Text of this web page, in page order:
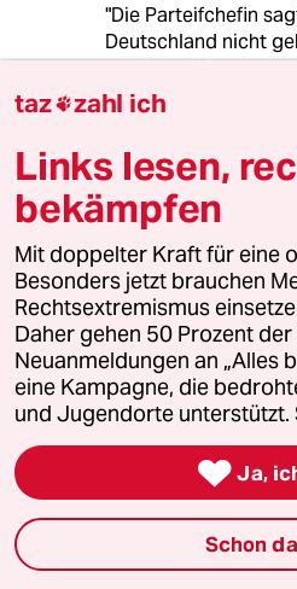
"Die Parteifchefin
Deutschland nicht
Kann es sein, dass
nicht informiert es,
Partei in
und welche
dürfen? Wenn ich so
mich als potentieller
Arm genommen.
M meerwind7
07.01.2020 , 15:05 Uhr
Man könnte ja auch
möglich, die Grenzen
Weil sich
Klimaflüchtlinge auf
Fragt sich nun, was
gegen die ÖVP
taz zahl ich
Links lesen,
bekämpfen
Mit doppelter Kraft für eine
Besonders jetzt brauchen
Rechtsextremismus
Daher gehen 50 Prozent
Neuanmeldungen an „Alles
eine Kampagne, die
und Jugendorte unterstützt.
 Ja,
Schon